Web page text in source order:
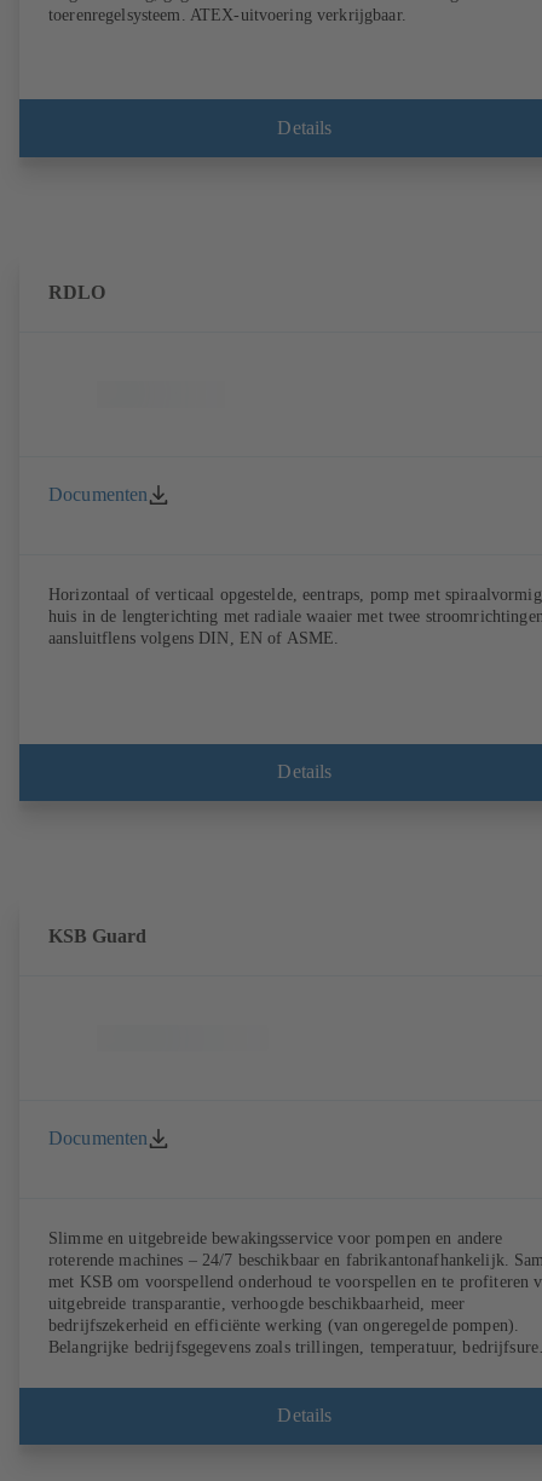
toerenregelsysteem. ATEX-uitvoering verkrijgbaar.
Details
RDLO
Documenten
Horizontaal of verticaal opgestelde, eentraps, pomp met spiraalvormig
huis in de lengterichting met radiale waaier met twee
aansluitflens volgens DIN, EN of ASME.
Details
KSB Guard
Documenten
Slimme en uitgebreide bewakingsservice voor pompen en andere
roterende machines – 24/7 beschikbaar en fabrikantonafhankelijk.
met KSB om voorspellend onderhoud te voorspellen en te profiteren
uitgebreide transparantie, verhoogde beschikbaarheid, meer
bedrijfszekerheid en efficiënte werking (van ongeregelde pompen).
Belangrijke bedrijfsgegevens zoals trillingen, temperatuur,
worden opgeroepen met KSB Guard. Indien er ook een afwijking van
normale werking optreedt, wordt er direct een melding verzonden via
Details